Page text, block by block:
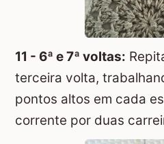
11 - 6ª e 7ª voltas:
terceira volta,
pontos altos em cada
corrente por duas